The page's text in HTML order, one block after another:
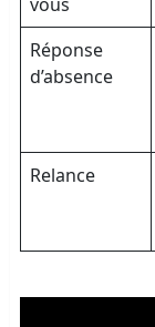
Réponse
d’absence
Relance